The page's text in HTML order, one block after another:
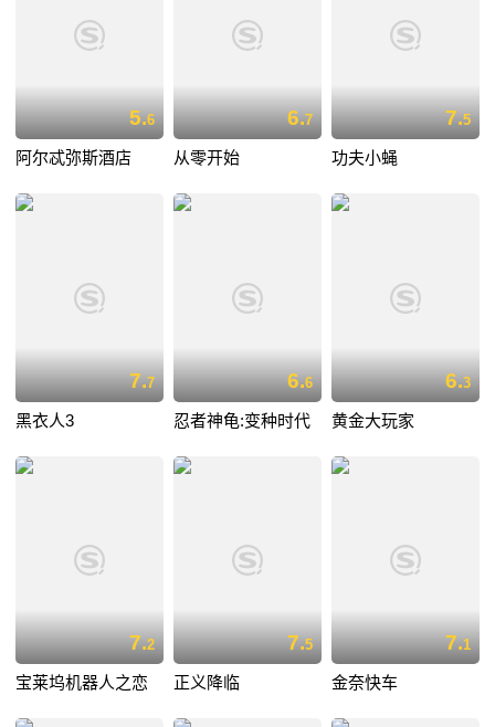
5.6
阿尔忒弥斯酒店
6.7
从零开始
7.5
功夫小蝇
7.7
黑衣人3
6.6
忍者神龟:变种时代
6.3
黄金大玩家
7.2
宝莱坞机器人之恋
7.5
正义降临
7.1
金奈快车